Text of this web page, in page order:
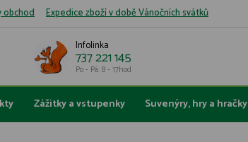
obchod Expedice zboží v době Vánočních svátků
Infolinka
737 221 145
Po - Pá: 8 - 17hod
Zážitky a vstupenky Suvenýry, hry a hračky